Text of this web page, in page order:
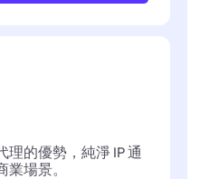
的優勢，純淨 IP 通
場景。